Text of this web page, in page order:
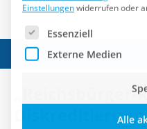
„Reichsbürger-
Diskreditierung
Es folgt eine Liste der
Externe Medien
Alle